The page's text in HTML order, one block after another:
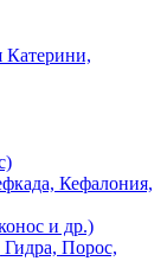
Катерини,
Кефалония,
и др.)
Порос,